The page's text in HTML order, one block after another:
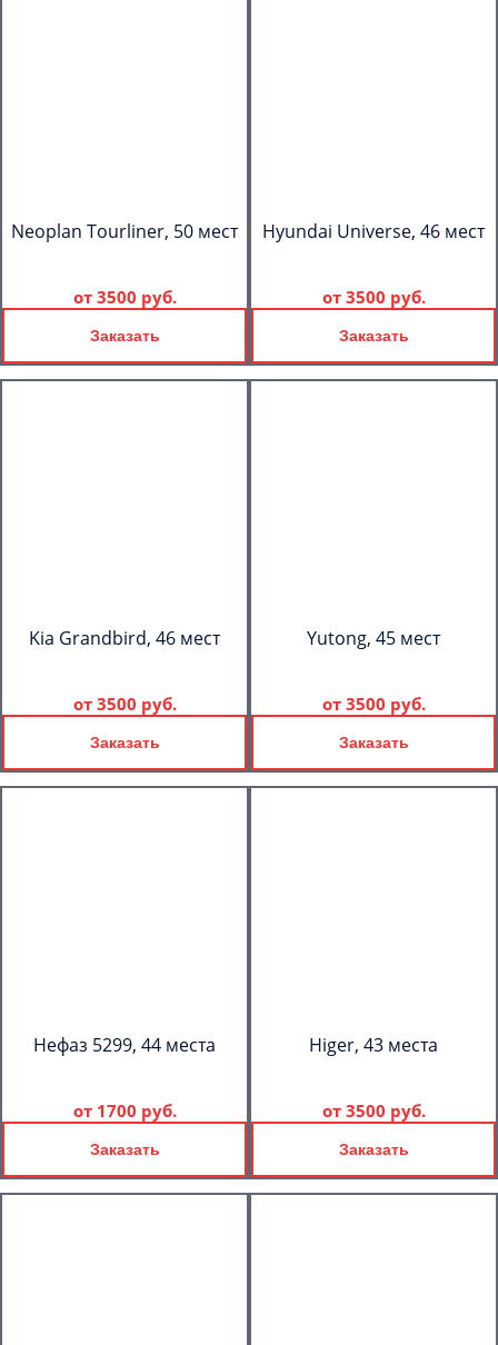
Neoplan Tourliner, 50 мест
от 3500 руб.
Заказать
Hyundai Universe, 46 мест
от 3500 руб.
Заказать
Kia Grandbird, 46 мест
от 3500 руб.
Заказать
Yutong, 45 мест
от 3500 руб.
Заказать
Нефаз 5299, 44 места
от 1700 руб.
Заказать
Higer, 43 места
от 3500 руб.
Заказать